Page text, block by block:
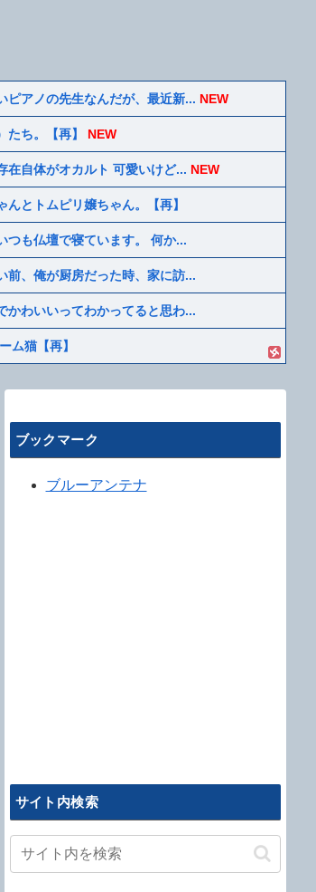
ピアノの先生なんだが、最近新... NEW
たち。【再】 NEW
在自体がオカルト 可愛いけど... NEW
んとトムピリ嬢ちゃん。【再】
つも仏壇で寝ています。 何か...
前、俺が厨房だった時、家に訪...
かわいいってわかってると思わ...
ム猫【再】
ブックマーク
ブルーアンテナ
サイト内検索